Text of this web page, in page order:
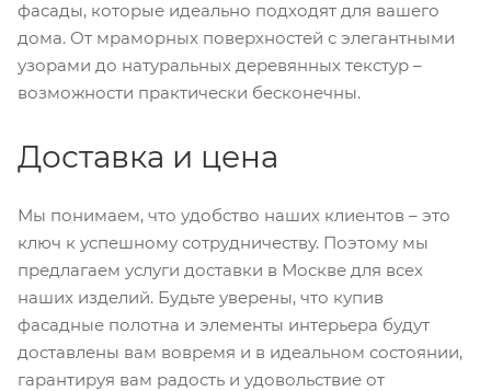
фасады, которые идеально подходят для вашего
дома. От мраморных поверхностей с элегантными
узорами до натуральных деревянных текстур –
возможности практически бесконечны.
Доставка и цена
Мы понимаем, что удобство наших клиентов – это
ключ к успешному сотрудничеству. Поэтому мы
предлагаем услуги доставки в Москве для всех
наших изделий. Будьте уверены, что купив
фасадные полотна и элементы интерьера будут
доставлены вам вовремя и в идеальном состоянии,
гарантируя вам радость и удовольствие от